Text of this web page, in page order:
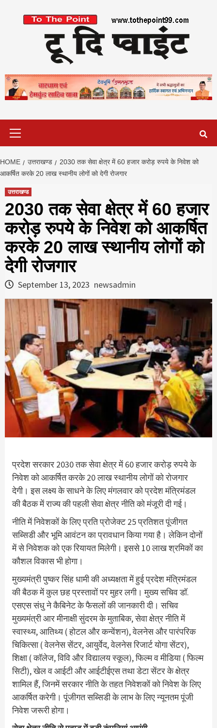
HOME उत्तराखण्ड
2030 तक सेवा क्षेत्र में 60 हजार करोड़ रुपये के निवेश को
आकर्षित करके 20 लाख स्थानीय लोगों को देगी रोजगार
उत्तराखण्ड
2030 तक सेवा क्षेत्र में 60 हजार
करोड़ रुपये के निवेश को आकर्षित
करके 20 लाख स्थानीय लोगों को
देगी रोजगार
September 13, 2023 newsadmin
प्रदेश सरकार 2030 तक सेवा क्षेत्र में 60 हजार करोड़ रुपये के
निवेश को आकर्षित करके 20 लाख स्थानीय लोगों को रोजगार
देगी। इस लक्ष्य के साधने के लिए मंगलवार को प्रदेश मंत्रिमंडल
की बैठक में राज्य की पहली सेवा क्षेत्र नीति को मंजूरी दी गई।
नीति में निवेशकों के लिए प्रति प्रोजेक्ट 25 प्रतिशत पूंजीगत
सब्सिडी और भूमि आवंटन का प्रावधान किया गया है। लेकिन दोनों
में से निवेशक को एक रियायत मिलेगी। इससे 10 लाख श्रमिकों का
कौशल विकास भी होगा।
मुख्यमंत्री पुष्कर सिंह धामी की अध्यक्षता में हुई प्रदेश मंत्रिमंडल
की बैठक में कुल छह प्रस्तावों पर मुहर लगी। मुख्य सचिव डॉ.
एसएस संधु ने कैबिनेट के फैसलों की जानकारी दी। सचिव
मुख्यमंत्री आर मीनाक्षी सुंदरम के मुताबिक, सेवा क्षेत्र नीति में
स्वास्थ्य, आतिथ्य ( होटल और कन्वेंशन), वेलनेस और पारंपरिक
चिकित्सा ( वेलनेस सेंटर, आयुर्वेद, वेलनेस रिजार्ट योगा सेंटर),
शिक्षा ( कॉलेज, विवि और विद्यालय स्कूल), फिल्म व मीडिया ( फिल्म
सिटी), खेल व आईटी और आईटीईएस तथा डेटा सेंटर के क्षेत्र
शामिल हैं, जिनमें सरकार नीति के तहत निवेशकों को निवेश के लिए
आकर्षित करेगी। पूंजीगत सब्सिडी के लाभ के लिए न्यूनतम पूंजी
निवेश जरूरी होगा।